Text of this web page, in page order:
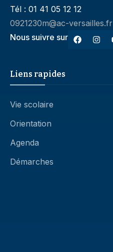
Tél : 01 41 05 12 12
0921230m@ac-versailles.fr
Nous suivre sur
Liens rapides
Vie scolaire
Orientation
Agenda
Démarches